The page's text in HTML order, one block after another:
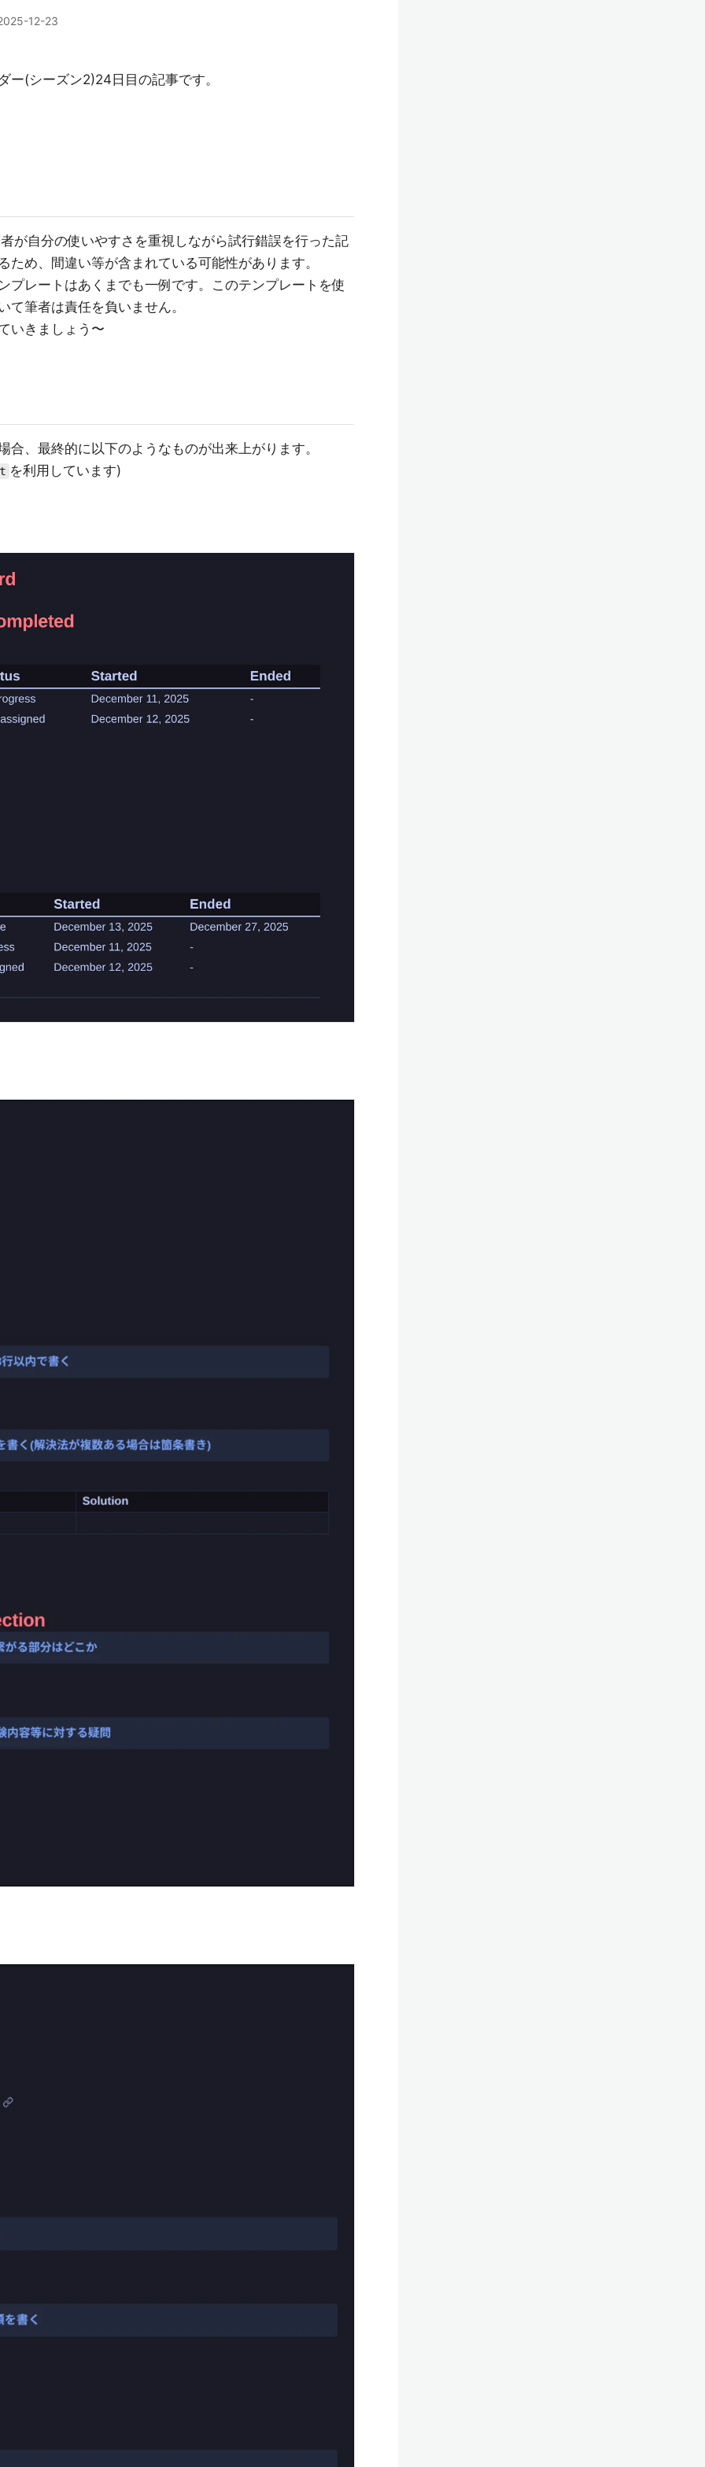
12-23
ー(シーズン2)24日目の記事です。
が自分の使いやすさを重視しながら試行錯誤を行った記
ため、間違い等が含まれている可能性があります。
プレートはあくまでも一例です。このテンプレートを使
て筆者は責任を負いません。
いきましょう〜
合、最終的に以下のようなものが出来上がります。
を利用しています)